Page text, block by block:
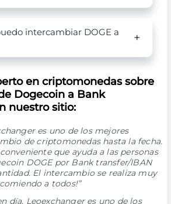
intercambiar DOGE a
en criptomonedas sobre
Dogecoin a Bank
nuestro sitio:
es uno de los mejores
de criptomonedas hasta la fecha.
que ayuda a las personas
DOGE por Bank transfer/IBAN
El intercambio se realiza muy
a todos!”
día, Leoexchanger es uno de los